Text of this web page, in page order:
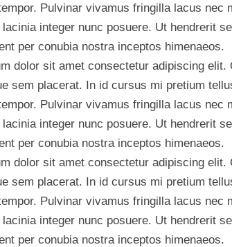
Pulvinar vivamus fringilla lacus nec
lacinia integer nunc posuere. Ut hendrerit
per conubia nostra inceptos himenaeos.
dolor sit amet consectetur adipiscing
sem placerat. In id cursus mi pretium
Pulvinar vivamus fringilla lacus nec
lacinia integer nunc posuere. Ut hendrerit
per conubia nostra inceptos himenaeos.
dolor sit amet consectetur adipiscing
sem placerat. In id cursus mi pretium
Pulvinar vivamus fringilla lacus nec
lacinia integer nunc posuere. Ut hendrerit
per conubia nostra inceptos himenaeos.